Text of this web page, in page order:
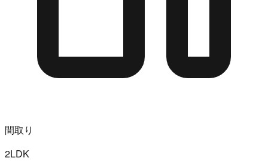
間取り
2LDK